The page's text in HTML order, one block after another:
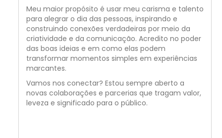
Meu maior propósito é usar meu carisma e talento
para alegrar o dia das pessoas, inspirando e
construindo conexões verdadeiras por meio da
criatividade e da comunicação. Acredito no poder
das boas ideias e em como elas podem
transformar momentos simples em experiências
marcantes.
Vamos nos conectar? Estou sempre aberto a
novas colaborações e parcerias que tragam valor,
leveza e significado para o público.